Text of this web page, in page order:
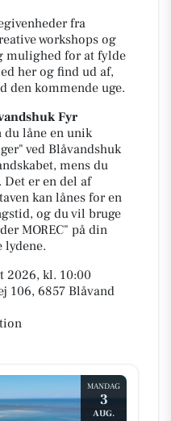
fra
workshops og
mulighed for at fylde
her og find ud af,
den kommende uge.
Fyr
du låne en unik
ved Blåvandshuk
mens du
er en del af
kan lånes for en
og du vil bruge
MOREC" på din
2026, kl. 10:00
106, 6857 Blåvand
MANDAG
3
AUG.